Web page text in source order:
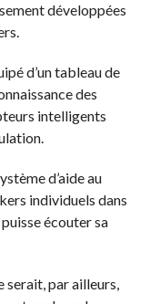
développées
d’un tableau de
des
intelligents
d’aide au
individuels dans
écouter sa
serait, par ailleurs,